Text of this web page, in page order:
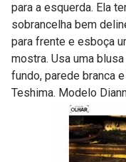
para a esquerda. Ela
sobrancelha bem
para frente e esboça
mostra. Usa uma
fundo, parede branca
Teshima. Modelo